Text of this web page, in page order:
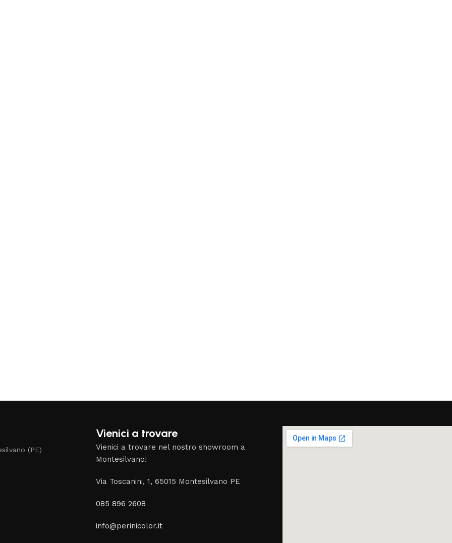
(PE)
Vienici a trovare
Vienici a trovare nel nostro showroom a
Montesilvano!
Via Toscanini, 1, 65015 Montesilvano PE
085 896 2608
info@perinicolor.it